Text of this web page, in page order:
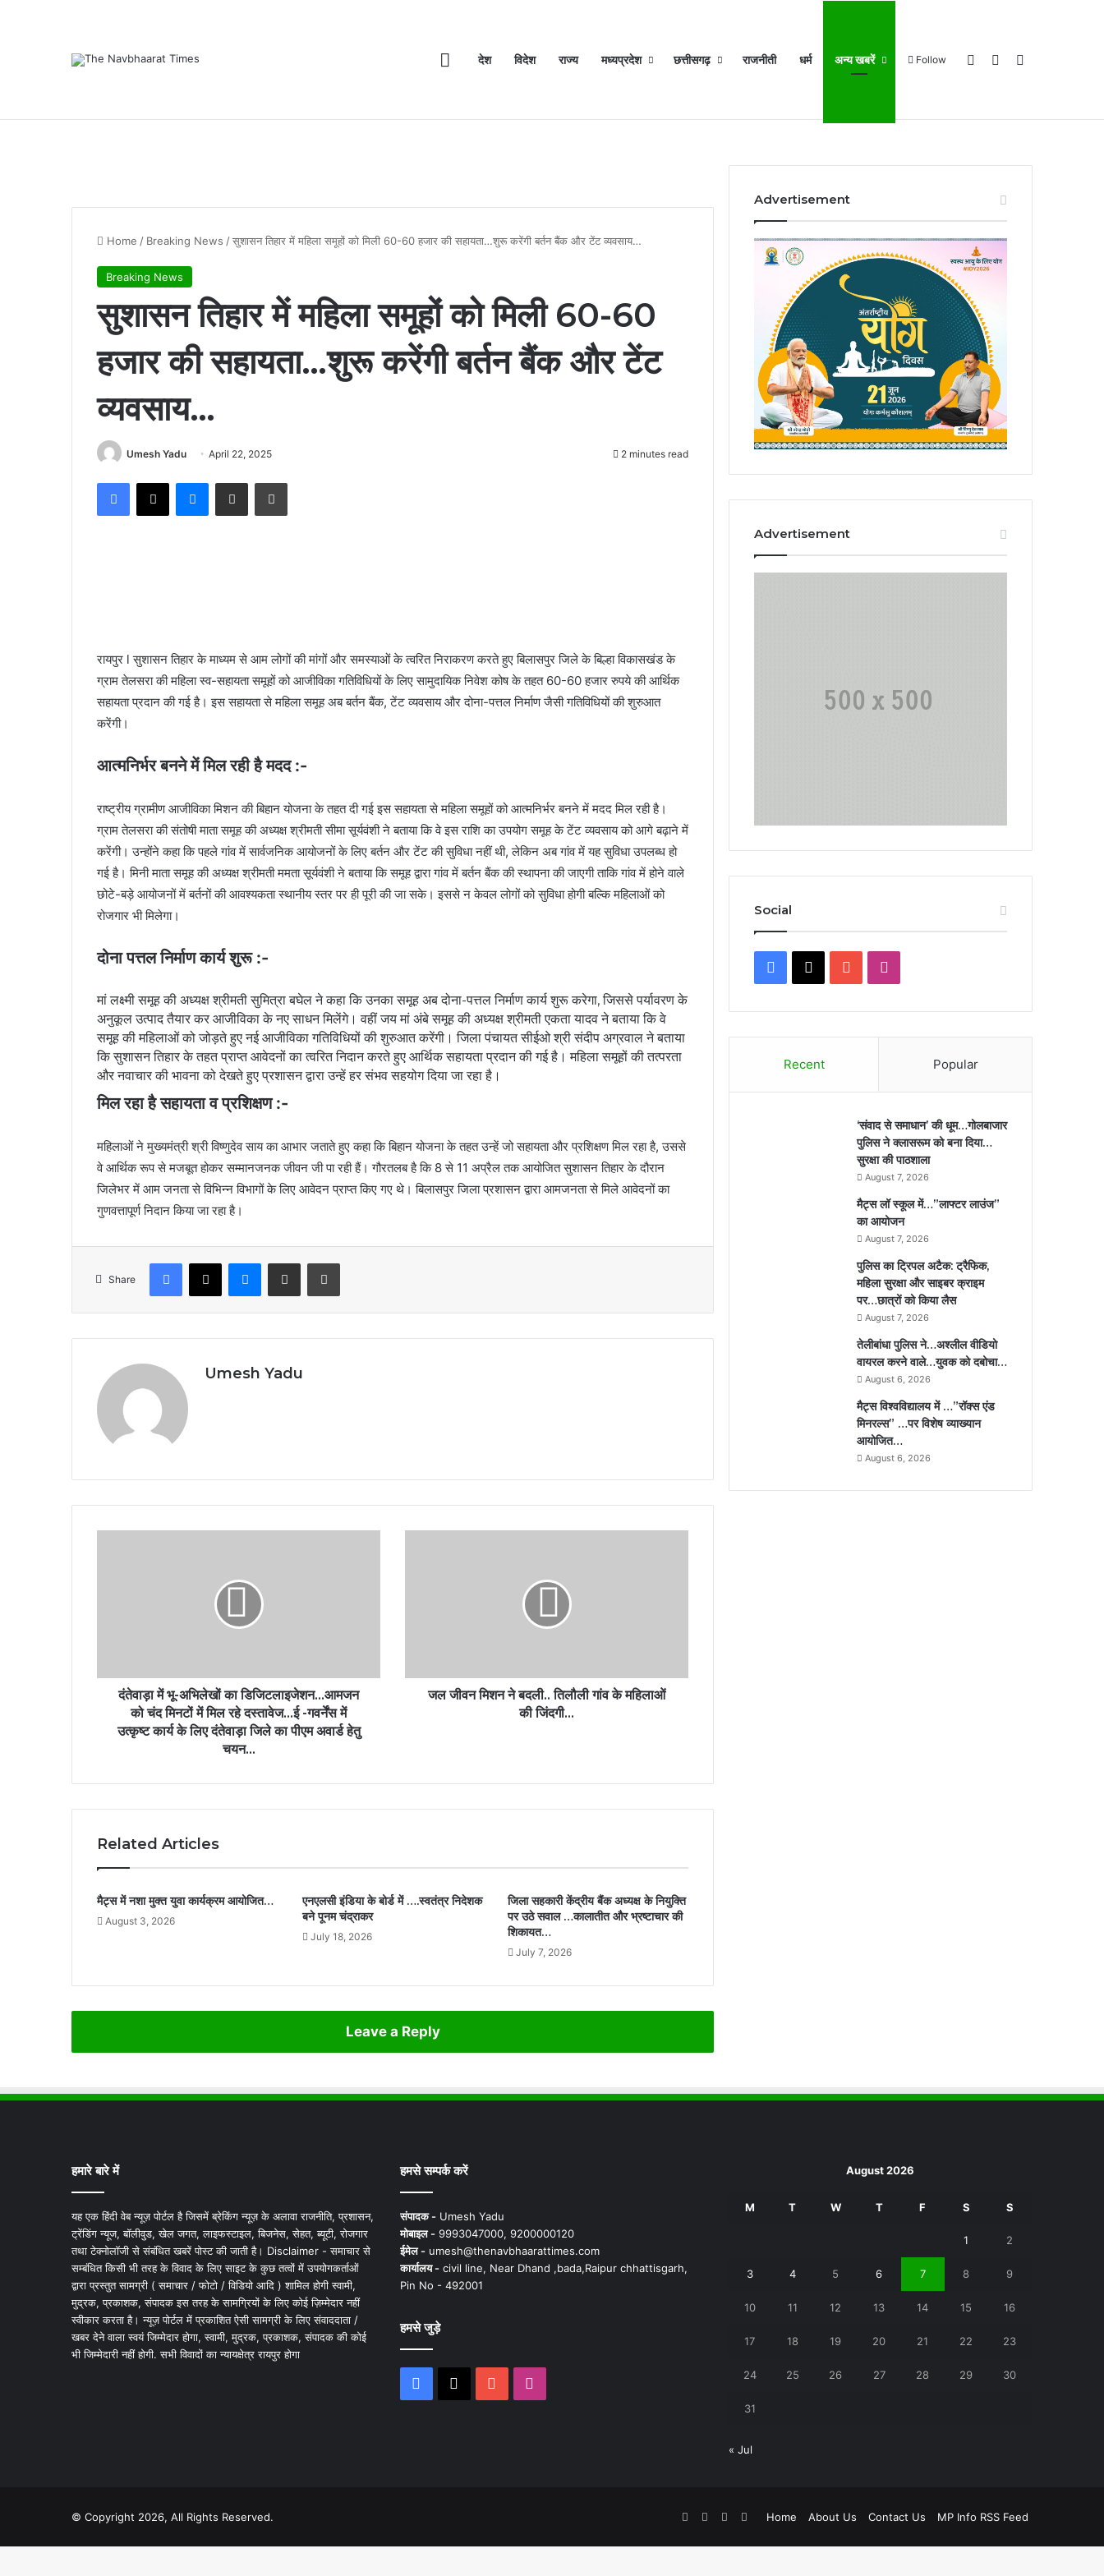
Homeदेश विदेश राज्य मध्यप्रदेश छत्तीसगढ़ राजनीती धर्म अन्य खबरें Follow Log InSidebar
Home / Breaking News /सुशासन तिहार में महिला समूहों को मिली 60-60 हजार की सहायता…शुरू करेंगी बर्तन बैंक और टेंट व्यवसाय…
Breaking News
सुशासन तिहार में महिला समूहों को मिली 60-60
हजार की सहायता…शुरू करेंगी बर्तन बैंक और टेंट
व्यवसाय…
Umesh Yadu April 22, 2025 2 minutes read
Facebook
X Messenger
Share via Email Print
रायपुर l सुशासन तिहार के माध्यम से आम लोगों की मांगों और समस्याओं के त्वरित निराकरण करते हुए बिलासपुर जिले के बिल्हा विकासखंड के
ग्राम तेलसरा की महिला स्व-सहायता समूहों को आजीविका गतिविधियों के लिए सामुदायिक निवेश कोष के तहत 60-60 हजार रुपये की आर्थिक
सहायता प्रदान की गई है। इस सहायता से महिला समूह अब बर्तन बैंक, टेंट व्यवसाय और दोना-पत्तल निर्माण जैसी गतिविधियों की शुरुआत
करेंगी।
आत्मनिर्भर बनने में मिल रही है मदद :-
राष्ट्रीय ग्रामीण आजीविका मिशन की बिहान योजना के तहत दी गई इस सहायता से महिला समूहों को आत्मनिर्भर बनने में मदद मिल रही है।
ग्राम तेलसरा की संतोषी माता समूह की अध्यक्ष श्रीमती सीमा सूर्यवंशी ने बताया कि वे इस राशि का उपयोग समूह के टेंट व्यवसाय को आगे बढ़ाने में
करेंगी। उन्होंने कहा कि पहले गांव में सार्वजनिक आयोजनों के लिए बर्तन और टेंट की सुविधा नहीं थी, लेकिन अब गांव में यह सुविधा उपलब्ध हो
गई है। मिनी माता समूह की अध्यक्ष श्रीमती ममता सूर्यवंशी ने बताया कि समूह द्वारा गांव में बर्तन बैंक की स्थापना की जाएगी ताकि गांव में होने वाले
छोटे-बड़े आयोजनों में बर्तनों की आवश्यकता स्थानीय स्तर पर ही पूरी की जा सके। इससे न केवल लोगों को सुविधा होगी बल्कि महिलाओं को
रोजगार भी मिलेगा।
दोना पत्तल निर्माण कार्य शुरू :-
मां लक्ष्मी समूह की अध्यक्ष श्रीमती सुमित्रा बघेल ने कहा कि उनका समूह अब दोना-पत्तल निर्माण कार्य शुरू करेगा, जिससे पर्यावरण के
अनुकूल उत्पाद तैयार कर आजीविका के नए साधन मिलेंगे। वहीं जय मां अंबे समूह की अध्यक्ष श्रीमती एकता यादव ने बताया कि वे
समूह की महिलाओं को जोड़ते हुए नई आजीविका गतिविधियों की शुरुआत करेंगी। जिला पंचायत सीईओ श्री संदीप अग्रवाल ने बताया
कि सुशासन तिहार के तहत प्राप्त आवेदनों का त्वरित निदान करते हुए आर्थिक सहायता प्रदान की गई है। महिला समूहों की तत्परता
और नवाचार की भावना को देखते हुए प्रशासन द्वारा उन्हें हर संभव सहयोग दिया जा रहा है।
मिल रहा है सहायता व प्रशिक्षण :-
महिलाओं ने मुख्यमंत्री श्री विष्णुदेव साय का आभार जताते हुए कहा कि बिहान योजना के तहत उन्हें जो सहायता और प्रशिक्षण मिल रहा है, उससे
वे आर्थिक रूप से मजबूत होकर सम्मानजनक जीवन जी पा रही हैं। गौरतलब है कि 8 से 11 अप्रैल तक आयोजित सुशासन तिहार के दौरान
जिलेभर में आम जनता से विभिन्न विभागों के लिए आवेदन प्राप्त किए गए थे। बिलासपुर जिला प्रशासन द्वारा आमजनता से मिले आवेदनों का
गुणवत्तापूर्ण निदान किया जा रहा है।
Share
Facebook
X Messenger
Share via Email Print
Umesh Yadu
दंतेवाड़ा में भू-अभिलेखों का डिजिटलाइजेशन...आमजन
को चंद मिनटों में मिल रहे दस्तावेज...ई -गवर्नेंस में
उत्कृष्ट कार्य के लिए दंतेवाड़ा जिले का पीएम अवार्ड हेतु
चयन...
जल जीवन मिशन ने बदली.. तिलौली गांव के महिलाओं
की जिंदगी...
Related Articles
मैट्स में नशा मुक्त युवा कार्यक्रम आयोजित…
August 3, 2026
एनएलसी इंडिया के बोर्ड में ….स्वतंत्र निदेशक
बने पूनम चंद्राकर
July 18, 2026
जिला सहकारी केंद्रीय बैंक अध्यक्ष के नियुक्ति
पर उठे सवाल …कालातीत और भ्रष्टाचार की
शिकायत…
July 7, 2026
Leave a Reply
Advertisement
Advertisement
Social
Facebook
X YouTube
Recent Popular
‘संवाद से समाधान’ की धूम…गोलबाजार
पुलिस ने क्लासरूम को बना दिया…
सुरक्षा की पाठशाला
August 7, 2026
मैट्स लॉ स्कूल में…”लाफ्टर लाउंज”
का आयोजन
August 7, 2026
पुलिस का ट्रिपल अटैक: ट्रैफिक,
महिला सुरक्षा और साइबर क्राइम
पर…छात्रों को किया लैस
August 7, 2026
तेलीबांधा पुलिस ने…अश्लील वीडियो
वायरल करने वाले…युवक को दबोचा…
August 6, 2026
मैट्स विश्वविद्यालय में …”रॉक्स एंड
मिनरल्स” …पर विशेष व्याख्यान
आयोजित…
August 6, 2026
हमारे बारे में
यह एक हिंदी वेब न्यूज़ पोर्टल है जिसमें ब्रेकिंग न्यूज़ के अलावा राजनीति, प्रशासन,
ट्रेंडिंग न्यूज, बॉलीवुड, खेल जगत, लाइफस्टाइल, बिजनेस, सेहत, ब्यूटी, रोजगार
तथा टेक्नोलॉजी से संबंधित खबरें पोस्ट की जाती है। Disclaimer - समाचार से
सम्बंधित किसी भी तरह के विवाद के लिए साइट के कुछ तत्वों में उपयोगकर्ताओं
द्वारा प्रस्तुत सामग्री ( समाचार / फोटो / विडियो आदि ) शामिल होगी स्वामी,
मुद्रक, प्रकाशक, संपादक इस तरह के सामग्रियों के लिए कोई ज़िम्मेदार नहीं
स्वीकार करता है। न्यूज़ पोर्टल में प्रकाशित ऐसी सामग्री के लिए संवाददाता /
खबर देने वाला स्वयं जिम्मेदार होगा, स्वामी, मुद्रक, प्रकाशक, संपादक की कोई
भी जिम्मेदारी नहीं होगी. सभी विवादों का न्यायक्षेत्र रायपुर होगा
हमसे सम्पर्क करें
संपादक -Umesh Yadu
मोबाइल -9993047000, 9200000120
ईमेल -umesh@thenavbhaarattimes.com
कार्यालय -civil line, Near Dhand ,bada,Raipur chhattisgarh,
Pin No - 492001
हमसे जुड़े
Facebook YouTube
August 2026
M T W T F S S
1 2
3 4 5 6 7 8 9
10 11 12 13 14 15 16
17 18 19 20 21 22 23
24 25 26 27 28 29 30
31
« Jul
© Copyright 2026, All Rights Reserved. Home About Us Contact Us MP Info RSS Feed
FacebookYouTubeInstagram